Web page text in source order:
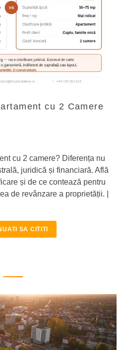
cu 2 Camere
cu 2 camere? Diferența nu
juridică și financiară. Află
și de ce contează pentru
de revânzare a proprietății. |
SA CITITI